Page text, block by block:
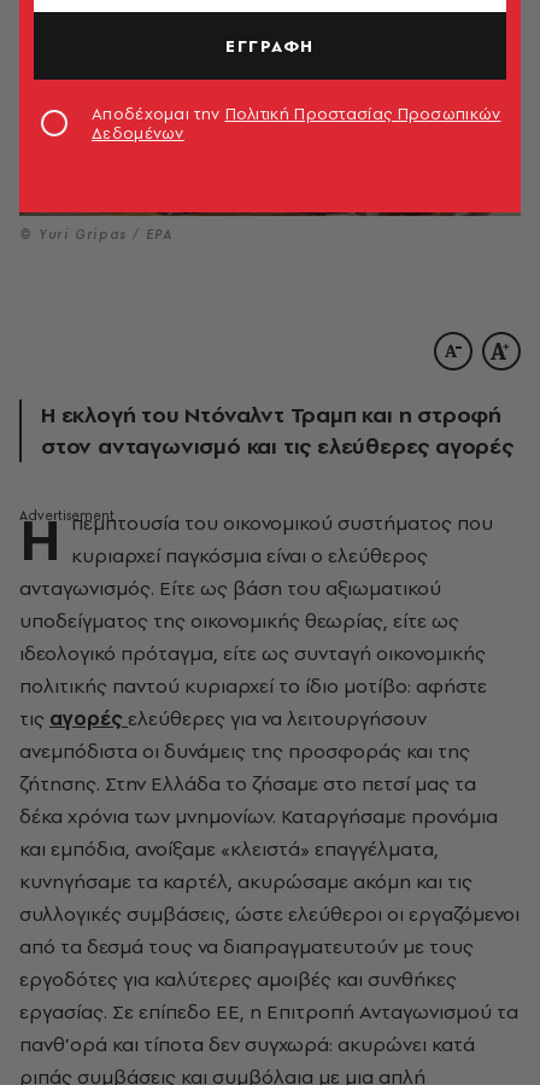
© Yuri Gripas / EPA
Η εκλογή του Ντόναλντ Τραμπ και η στροφή
στον ανταγωνισμό και τις ελεύθερες αγορές
Η πεμπτουσία του οικονομικού συστήματος που
κυριαρχεί παγκόσμια είναι ο ελεύθερος
ανταγωνισμός. Είτε ως βάση του αξιωματικού
υποδείγματος της οικονομικής θεωρίας, είτε ως
ιδεολογικό πρόταγμα, είτε ως συνταγή οικονομικής
πολιτικής παντού κυριαρχεί το ίδιο μοτίβο: αφήστε
τις αγορές ελεύθερες για να λειτουργήσουν
ανεμπόδιστα οι δυνάμεις της προσφοράς και της
ζήτησης. Στην Ελλάδα το ζήσαμε στο πετσί μας τα
δέκα χρόνια των μνημονίων. Καταργήσαμε προνόμια
και εμπόδια, ανοίξαμε «κλειστά» επαγγέλματα,
κυνηγήσαμε τα καρτέλ, ακυρώσαμε ακόμη και τις
συλλογικές συμβάσεις, ώστε ελεύθεροι οι εργαζόμενοι
από τα δεσμά τους να διαπραγματευτούν με τους
εργοδότες για καλύτερες αμοιβές και συνθήκες
εργασίας. Σε επίπεδο ΕΕ, η Επιτροπή Ανταγωνισμού τα
πανθ’ορά και τίποτα δεν συγχωρά: ακυρώνει κατά
ριπάς συμβάσεις και συμβόλαια με μια απλή
ΕΓΓΡΑΦΗ
Αποδέχομαι την Πολιτική Προστασίας Προσωπικών
Δεδομένων